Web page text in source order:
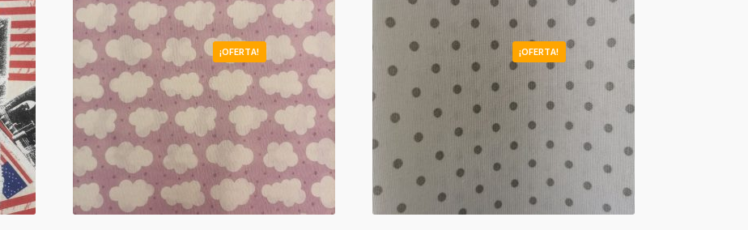
¡OFERTA! ¡OFERTA!